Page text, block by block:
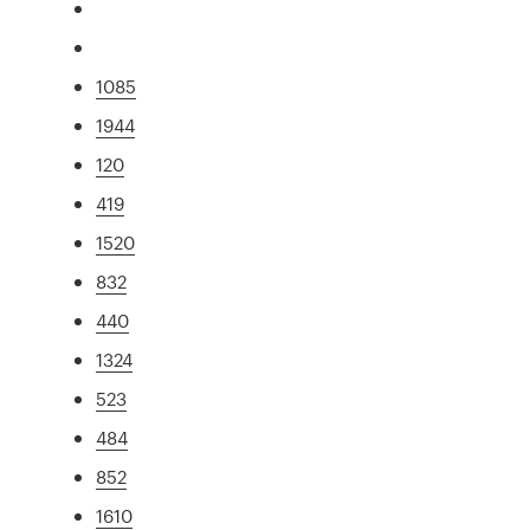
1085
1944
120
419
1520
832
440
1324
523
484
852
1610